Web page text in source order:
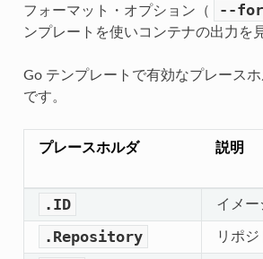
フォーマット・オプション（ --
ンプレートを使いコンテナの出力を
Go テンプレートで有効なプレース
です。
プレースホルダ 説明
.ID イメー
.Repository リポジ